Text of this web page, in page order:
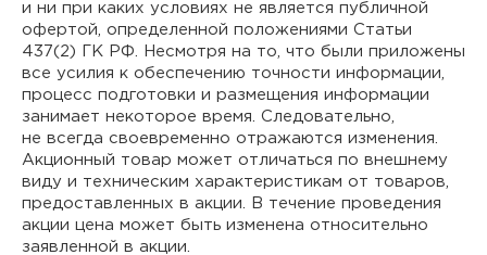
и ни при каких условиях не является публичной
офертой, определенной положениями Статьи
437(2) ГК РФ. Несмотря на то, что были приложены
все усилия к обеспечению точности информации,
процесс подготовки и размещения информации
занимает некоторое время. Следовательно,
не всегда своевременно отражаются изменения.
Акционный товар может отличаться по внешнему
виду и техническим характеристикам от товаров,
предоставленных в акции. В течение проведения
акции цена может быть изменена относительно
заявленной в акции.